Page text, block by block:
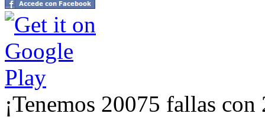
¡Tenemos 20075 fallas